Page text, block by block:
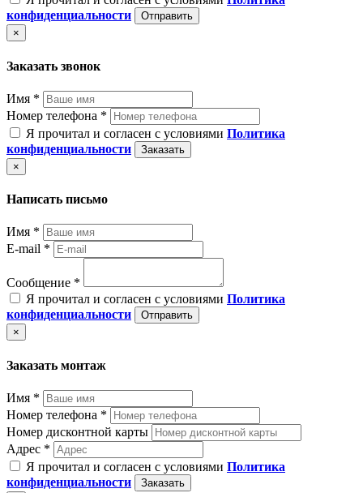
конфиденциальности
Отправить
×
Заказать звонок
Имя *
Номер телефона *
Я прочитал и согласен с условиями Политика
конфиденциальности
Заказать
×
Написать письмо
Имя *
E-mail *
Сообщение *
Я прочитал и согласен с условиями Политика
конфиденциальности
Отправить
×
Заказать монтаж
Имя *
Номер телефона *
Номер дисконтной карты
Адрес *
Я прочитал и согласен с условиями Политика
конфиденциальности
Заказать